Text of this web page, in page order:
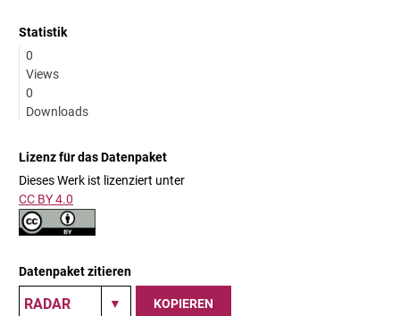
Statistik
0
Views
0
Downloads
Lizenz für das Datenpaket
Dieses Werk ist lizenziert unter
CC BY 4.0
Datenpaket zitieren
KOPIEREN